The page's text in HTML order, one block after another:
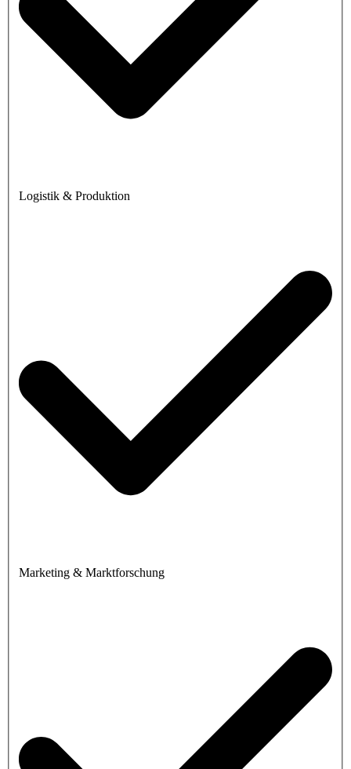
Logistik & Produktion
Marketing & Marktforschung